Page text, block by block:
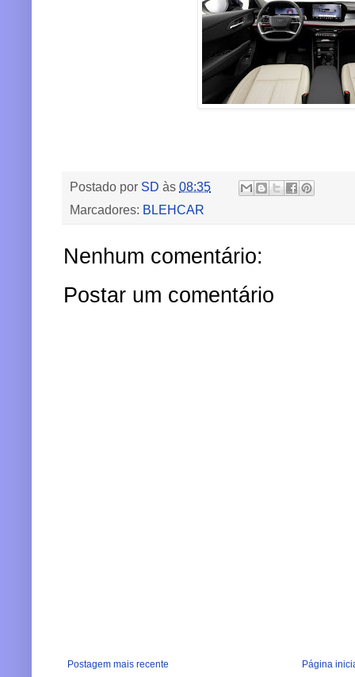
Postado por SD às 08:35
Marcadores: BLEHCAR
Nenhum comentário:
Postar um comentário
Postagem mais recente Página